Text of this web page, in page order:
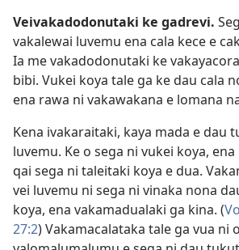
Veivakadodonutaki ke gadrevi.
vakalewai luvemu ena cala kece e
Ia me vakadodonutaki ke
bibi. Vukei koya tale ga ke dau cala
ena rawa ni vakawakana e lomana
Kena ivakaraitaki, kaya mada e dau
luvemu. Ke o sega ni vukei koya,
qai sega ni taleitaki koya e dua.
vei luvemu ni sega ni vinaka nona
koya, ena vakamadualaki ga kina. (
27:2) Vakamacalataka tale ga vua ni